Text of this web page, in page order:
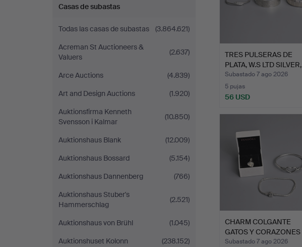
Casas de subastas
Todas las casas de subastas
(3.864.621)
Acreman St Auctioneers &
Valuers
(2.637)
Arce Auctions
(4.839)
Art and Design Auctions
(1.920)
Auktionsfirma Kenneth
Svensson i Kalmar
(10.850)
Auktionshaus Blank
(12.009)
Auktionshaus Bossard
(5.154)
Auktionshaus Dannenberg
(766)
Auktionshaus Stuber's
Hammerschlag
(2.521)
Auktionshaus von Brühl
(1.045)
Auktionshuset Kolonn
(238.152)
TRES PULSERAS DE
PLATA, W.S LTD SILVER,
IT…
Subastado 7 ago 2026
5 pujas
56 USD
CHARM COLGANTE
GATOS Y CORAZONES
DE PANDOR…
Subastado 7 ago 2026